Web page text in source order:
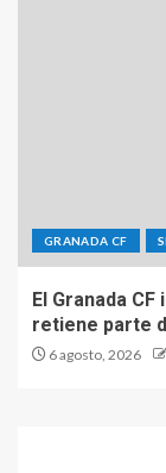
GRANADA CF
El Granada
retiene parte
6 agosto, 2026